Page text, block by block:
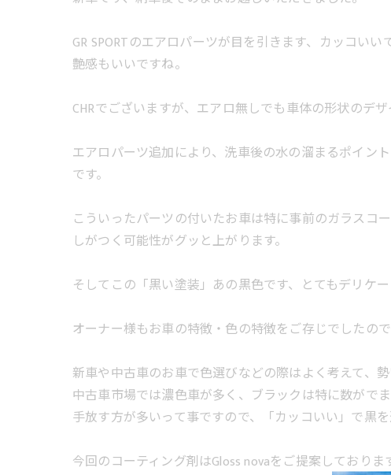
GR SPORTのエアロパーツが目を引きます、カッコいい
艶感もいいですね。
CHRでございますが、エアロ無しでも車体の形状のデ
エアロパーツ追加により、洗車後の水の溜まるポイン
です。
こういったパーツの付いたお車は特に事前のガラスコ
しがつく可能性がグッと上がります。
そしてこの「黒い塗装」あの黒色です、とてもデリケ
オーナー様もお車の特徴・色の特徴をご存じでしたの
新車や中古車のお車で色選びなどの際はよく考えて、
中古車市場では濃色車が多く、ブラックは特に数がでま
手放す方が多いって事ですので、「カッコいい」で黒
今回のコーティング剤はGloss novaをご提案しておりま